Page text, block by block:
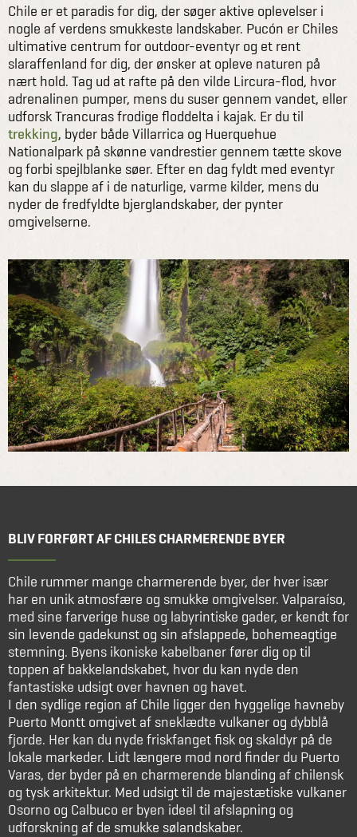
Chile er et paradis for dig, der søger aktive oplevelser i
nogle af verdens smukkeste landskaber. Pucón er Chiles
ultimative centrum for outdoor-eventyr og et rent
slaraffenland for dig, der ønsker at opleve naturen på
nært hold. Tag ud at rafte på den vilde Lircura-flod, hvor
adrenalinen pumper, mens du suser gennem vandet, eller
udforsk Trancuras frodige floddelta i kajak. Er du til
trekking, byder både Villarrica og Huerquehue
Nationalpark på skønne vandrestier gennem tætte skove
og forbi spejlblanke søer. Efter en dag fyldt med eventyr
kan du slappe af i de naturlige, varme kilder, mens du
nyder de fredfyldte bjerglandskaber, der pynter
omgivelserne.
BLIV FORFØRT AF CHILES CHARMERENDE BYER
Chile rummer mange charmerende byer, der hver især
har en unik atmosfære og smukke omgivelser. Valparaíso,
med sine farverige huse og labyrintiske gader, er kendt for
sin levende gadekunst og sin afslappede, bohemeagtige
stemning. Byens ikoniske kabelbaner fører dig op til
toppen af bakkelandskabet, hvor du kan nyde den
fantastiske udsigt over havnen og havet.
I den sydlige region af Chile ligger den hyggelige havneby
Puerto Montt omgivet af sneklædte vulkaner og dybblå
fjorde. Her kan du nyde friskfanget fisk og skaldyr på de
lokale markeder. Lidt længere mod nord finder du Puerto
Varas, der byder på en charmerende blanding af chilensk
og tysk arkitektur. Med udsigt til de majestætiske vulkaner
Osorno og Calbuco er byen ideel til afslapning og
udforskning af de smukke sølandskaber.